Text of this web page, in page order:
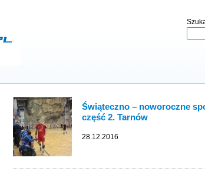
Świąteczno – noworoczne
część 2. Tarnów
28.12.2016